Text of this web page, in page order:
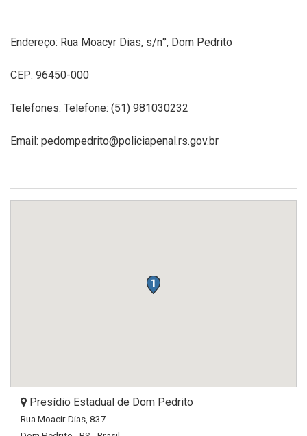
Endereço: Rua Moacyr Dias, s/n°, Dom Pedrito
CEP: 96450-000
Telefones: Telefone: (51) 981030232
Email: pedompedrito@policiapenal.rs.gov.br
Presídio Estadual de Dom Pedrito
Rua Moacir Dias, 837